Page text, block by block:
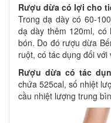
Rượu dừa có lợi cho
Trong dạ dày có 60-
dạ dày thêm 120ml,
bón. Do đó rượu dừa
ruột, có tác dụng đối
Rượu dừa có tác
chứa 525cal, số nhiệt
cầu nhiệt lượng trung